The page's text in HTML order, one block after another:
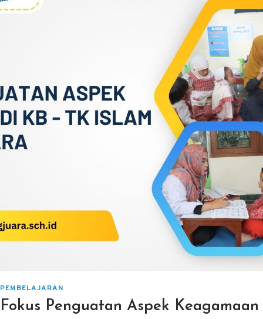
PEMBELAJARAN
Fokus Penguatan Aspek Keagamaan